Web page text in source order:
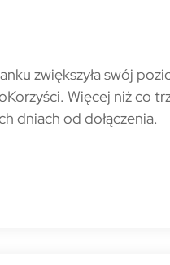
zwiększyła swój
Więcej niż co
dniach od dołączenia.